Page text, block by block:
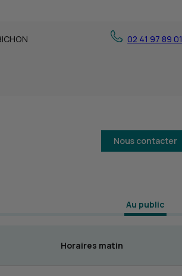
02 41 97 89 01
Nous contacter
Au public
Horaires matin